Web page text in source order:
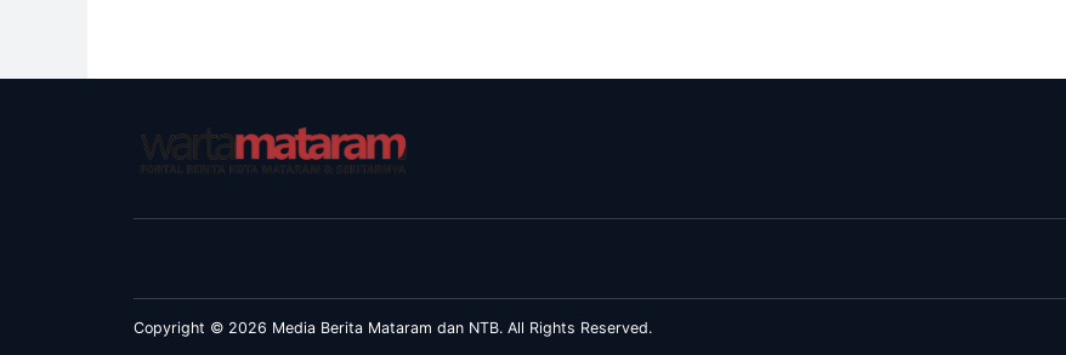
Copyright © 2026 Media Berita Mataram dan NTB. All Rights Reserved.